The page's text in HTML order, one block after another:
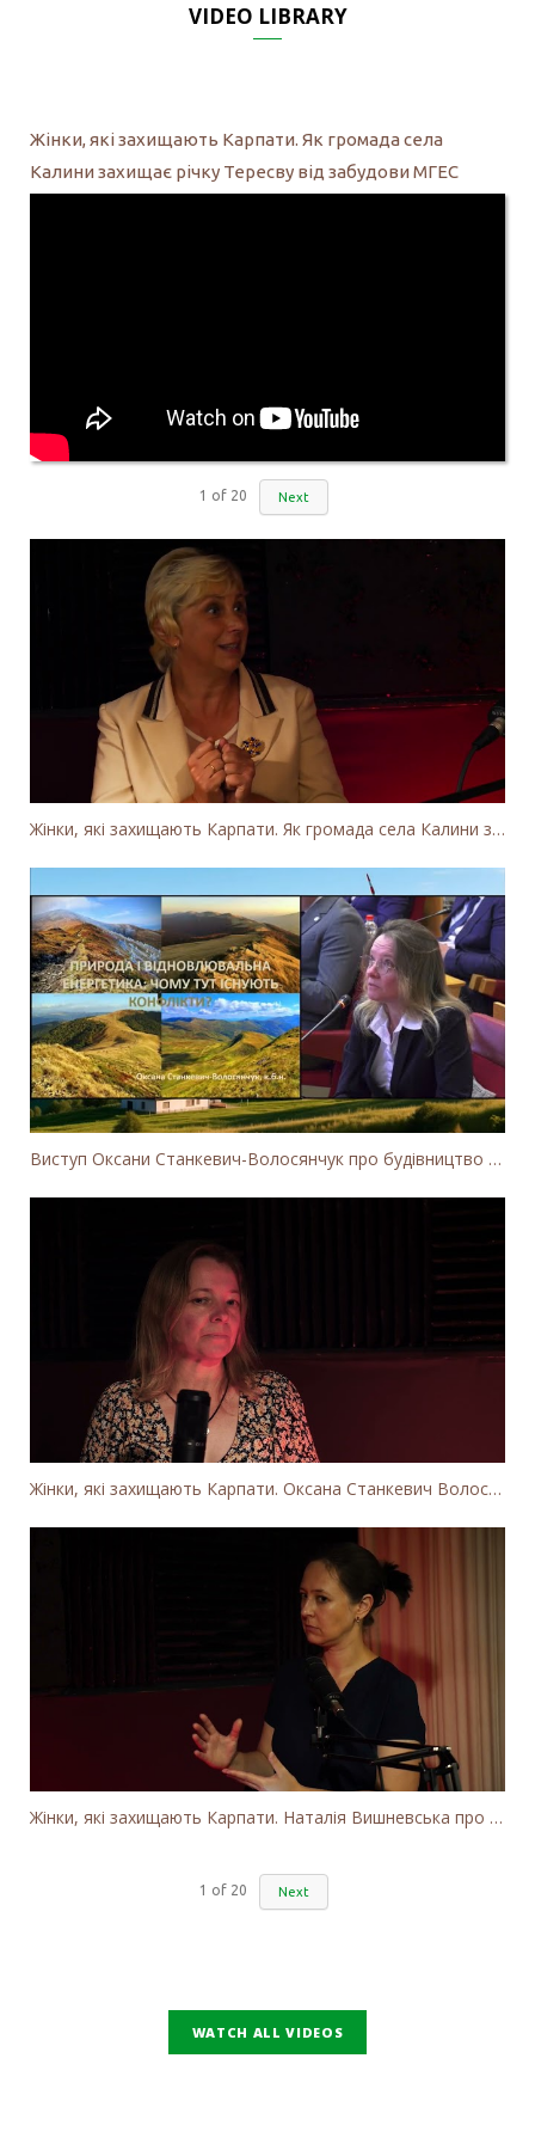
VIDEO LIBRARY
Жінки, які захищають Карпати. Як громада села
Калини захищає річку Тересву від забудови МГЕС
1 of 20 Next
Жінки, які захищають Карпати. Як громада села Калини захищає річку Тересву від забудови МГЕС
Виступ Оксани Станкевич-Волосянчук про будівництво вітропарків у Закарпатській області
Жінки, які захищають Карпати. Оксана Станкевич Волосянчук про вітряки на високогір'ї Карпат
Жінки, які захищають Карпати. Наталія Вишневська про вітряки в Закарпатті та участь громадськості
1 of 20 Next
WATCH ALL VIDEOS